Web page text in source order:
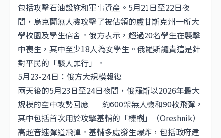
包括攻擊石油設施和軍事資產。5月21日至22日夜
間，烏克蘭無人機攻擊了被佔領的盧甘斯克州一所大
學校園及學生宿舍。俄方表示，超過20名學生在襲擊
中喪生，其中至少18人為女學生。俄羅斯譴責這是針
對平民的「駭人罪行」。
5月23-24日：俄方大規模報復
兩天後的5月23日至24日夜間，俄羅斯以2026年最大
規模的空中攻勢回應——約600架無人機和90枚飛彈，
其中包括首次用於攻擊基輔的「榛樹」（Oreshnik）
高超音速彈道飛彈。基輔多處發生爆炸，包括政府建